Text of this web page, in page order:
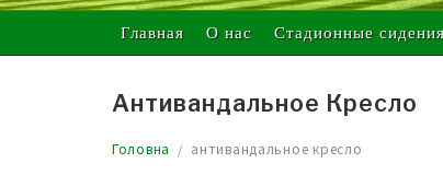
Главная О нас Стадионные
Антивандальное Кресло
Головна антивандальное кресло